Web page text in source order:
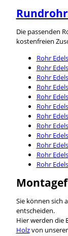
Die passenden
kostenfreien
Rohr
Rohr
Rohr
Rohr
Rohr
Rohr
Rohr
Rohr
Rohr
Rohr
Rohr
Rohr
Sie können sich
entscheiden.
Hier werden die
Holzvon